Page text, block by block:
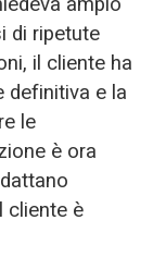
di ripetute
il cliente ha
definitiva e la
le
è ora
cliente è